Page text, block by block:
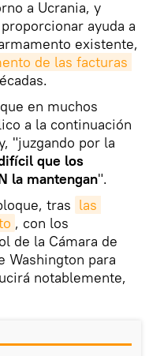
a Ucrania, y
ayuda a
existente,
de las facturas
en muchos
a la continuación
"juzgando por la
que los
la mantengan".
tras las
, con los
de la Cámara de
Washington para
notablemente,